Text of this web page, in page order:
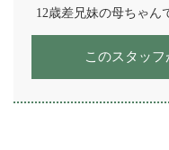
12歳差兄妹の母ちゃん
このスタッ